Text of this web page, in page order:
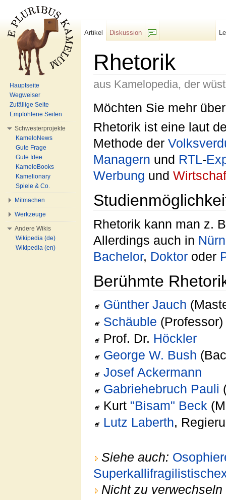
Rhetorik
aus Kamelopedia, der
Möchten Sie mehr
Rhetorik ist eine laut
Methode der
Managern und RTL-
Werbung und
Rhetorik kann man z.
Allerdings auch in
Bachelor, Doktor oder
Berühmte
Günther Jauch
Schäuble (Professor)
Prof. Dr. Höckler
George W. Bush
Josef Ackermann
Gabriehebruch Pauli
Kurt "Bisam" Beck
Lutz Laberth,
Siehe auch:
Nicht zu verwechseln
Artikel
Diskussion
Hauptseite
Wegweiser
Zufällige Seite
Empfohlene Seiten
Schwesterprojekte
KameloNews
Gute Frage
Gute Idee
KameloBooks
Kamelionary
Spiele & Co.
Mitmachen
Werkzeuge
Andere Wikis
Wikipedia (de)
Wikipedia (en)